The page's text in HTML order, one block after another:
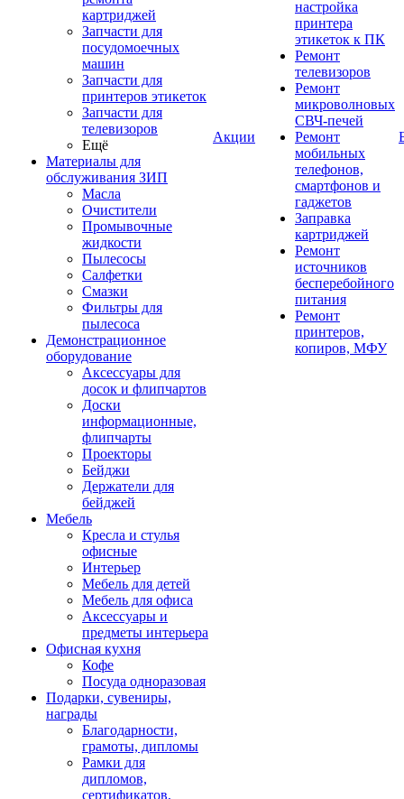
картриджей
Запчасти для
посудомоечных
машин
Запчасти для
принтеров этикеток
Запчасти для
телевизоров
Ещё
Материалы для
обслуживания ЗИП
Масла
Очистители
Промывочные
жидкости
Пылесосы
Салфетки
Смазки
Фильтры для
пылесоса
Демонстрационное
оборудование
Аксессуары для
досок и флипчартов
Доски
информационные,
флипчарты
Проекторы
Бейджи
Держатели для
бейджей
Мебель
Кресла и стулья
офисные
Интерьер
Мебель для детей
Мебель для офиса
Аксессуары и
предметы интерьера
Офисная кухня
Кофе
Посуда одноразовая
Подарки, сувениры,
награды
Благодарности,
грамоты, дипломы
Рамки для
дипломов,
сертификатов,
Акции
настройка
принтера
этикеток к ПК
Ремонт
телевизоров
Ремонт
микроволновых
СВЧ-печей
Ремонт
мобильных
телефонов,
смартфонов и
гаджетов
Заправка
картриджей
Ремонт
источников
бесперебойного
питания
Ремонт
принтеров,
копиров, МФУ